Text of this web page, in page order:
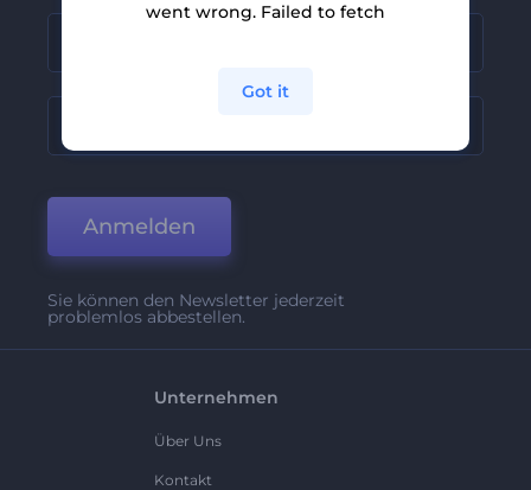
Anmelden
Sie können den Newsletter jederzeit
problemlos abbestellen.
Unternehmen
Über Uns
Kontakt
went wrong. Failed to fetch
Got it